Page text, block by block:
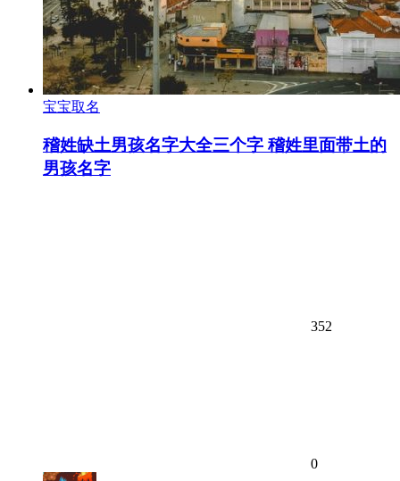
宝宝取名
稽姓缺土男孩名字大全三个字 稽姓里面带土的
男孩名字
352
0